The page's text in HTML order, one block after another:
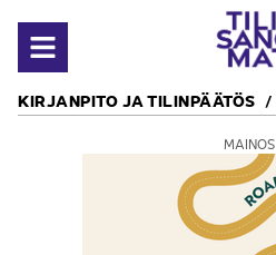
Avaa valikko
KIRJANPITO JA TILINPÄÄTÖS
MAINOS